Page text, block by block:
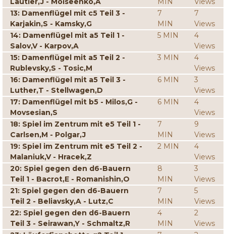
13: Damenflügel mit c5 Teil 3 -
Karjakin,S - Kamsky,G
7
MIN
7
Views
14: Damenflügel mit a5 Teil 1 -
Salov,V - Karpov,A
5 MIN
4
Views
15: Damenflügel mit a5 Teil 2 -
Rublevsky,S - Tosic,M
3 MIN
4
Views
16: Damenflügel mit a5 Teil 3 -
Luther,T - Stellwagen,D
6 MIN
3
Views
17: Damenflügel mit b5 - Milos,G -
Movsesian,S
6 MIN
4
Views
18: Spiel im Zentrum mit e5 Teil 1 -
Carlsen,M - Polgar,J
7
MIN
9
Views
19: Spiel im Zentrum mit e5 Teil 2 -
Malaniuk,V - Hracek,Z
2 MIN
4
Views
20: Spiel gegen den d6-Bauern
Teil 1 - Bacrot,E - Romanishin,O
8
MIN
3
Views
21: Spiel gegen den d6-Bauern
Teil 2 - Beliavsky,A - Lutz,C
7
MIN
5
Views
22: Spiel gegen den d6-Bauern
Teil 3 - Seirawan,Y - Schmaltz,R
4
MIN
2
Views